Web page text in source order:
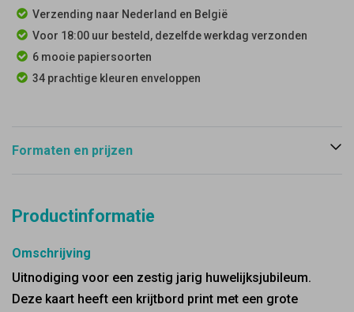
Verzending naar Nederland en België
Voor 18:00 uur besteld, dezelfde werkdag verzonden
6 mooie papiersoorten
34 prachtige kleuren enveloppen
Formaten en prijzen
Productinformatie
Omschrijving
Uitnodiging voor een zestig jarig huwelijksjubileum.
Deze kaart heeft een krijtbord print met een grote